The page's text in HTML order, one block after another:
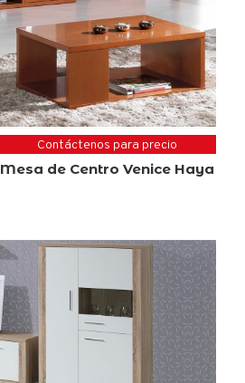
Contáctenos para precio
Mesa de Centro Venice Haya